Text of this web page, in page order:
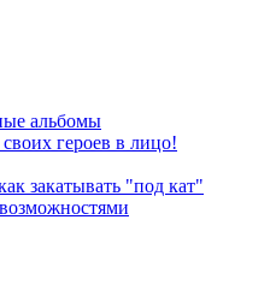
альбомы
героев в лицо!
закатывать "под кат"